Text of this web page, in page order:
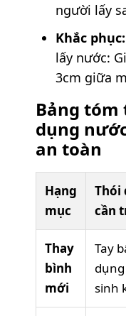
người lấy
Khắc phục:
lấy nước:
3cm giữa
Bảng
dụng
an toàn
Hạng
mục
Thói
cần
Thay
bình
mới
Tay
sinh